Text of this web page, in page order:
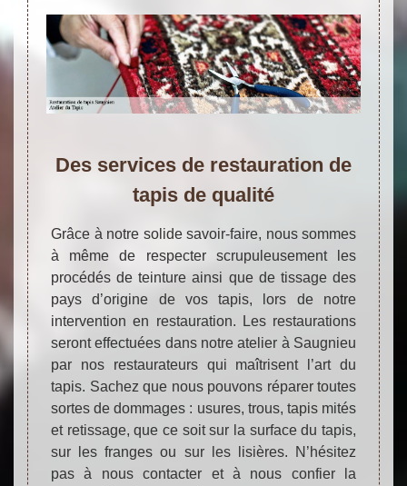
Des services de restauration de
tapis de qualité
Grâce à notre solide savoir-faire, nous sommes
à même de respecter scrupuleusement les
procédés de teinture ainsi que de tissage des
pays d’origine de vos tapis, lors de notre
intervention en restauration. Les restaurations
seront effectuées dans notre atelier à Saugnieu
par nos restaurateurs qui maîtrisent l’art du
tapis. Sachez que nous pouvons réparer toutes
sortes de dommages : usures, trous, tapis mités
et retissage, que ce soit sur la surface du tapis,
sur les franges ou sur les lisières. N’hésitez
pas à nous contacter et à nous confier la